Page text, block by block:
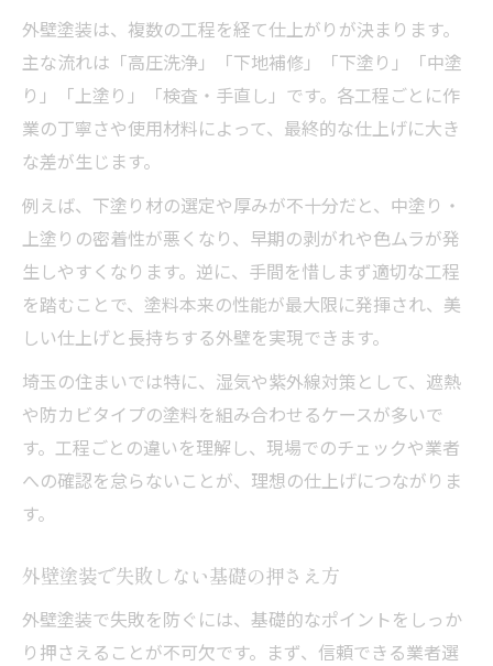
外壁塗装は、複数の工程を経て仕上がりが決まります。
主な流れは「高圧洗浄」「下地補修」「下塗り」「中塗
り」「上塗り」「検査・手直し」です。各工程ごとに作
業の丁寧さや使用材料によって、最終的な仕上げに大き
な差が生じます。
例えば、下塗り材の選定や厚みが不十分だと、中塗り・
上塗りの密着性が悪くなり、早期の剥がれや色ムラが発
生しやすくなります。逆に、手間を惜しまず適切な工程
を踏むことで、塗料本来の性能が最大限に発揮され、美
しい仕上げと長持ちする外壁を実現できます。
埼玉の住まいでは特に、湿気や紫外線対策として、遮熱
や防カビタイプの塗料を組み合わせるケースが多いで
す。工程ごとの違いを理解し、現場でのチェックや業者
への確認を怠らないことが、理想の仕上げにつながりま
す。
外壁塗装で失敗しない基礎の押さえ方
外壁塗装で失敗を防ぐには、基礎的なポイントをしっか
り押さえることが不可欠です。まず、信頼できる業者選